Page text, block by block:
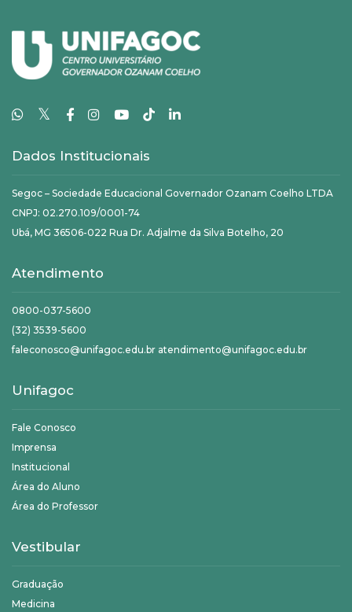
𝕏
Dados Institucionais
Segoc – Sociedade Educacional Governador Ozanam Coelho LTDA
CNPJ: 02.270.109/0001-74
Ubá, MG 36506-022 Rua Dr. Adjalme da Silva Botelho, 20
Atendimento
0800-037-5600
(32) 3539-5600
faleconosco@unifagoc.edu.br atendimento@unifagoc.edu.br
Unifagoc
Fale Conosco
Imprensa
Institucional
Área do Aluno
Área do Professor
Vestibular
Graduação
Medicina